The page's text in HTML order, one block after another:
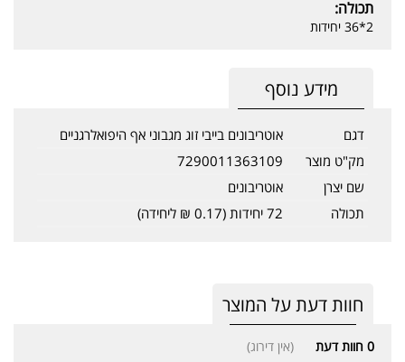
תכולה:
2*36 יחידות
מידע נוסף
דגם
אוטריבונים בייבי זוג מגבוני אף היפואלרגניים
מק"ט מוצר
7290011363109
שם יצרן
אוטריבונים
תכולה
72 יחידות (0.17 ₪ ליחידה)
חוות דעת על המוצר
0 חוות דעת (אין דירוג)